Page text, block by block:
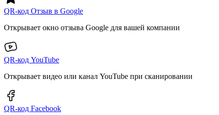
QR-код Отзыв в Google
Открывает окно отзыва Google для вашей компании
QR-код YouTube
Открывает видео или канал YouTube при сканировании
QR-код Facebook